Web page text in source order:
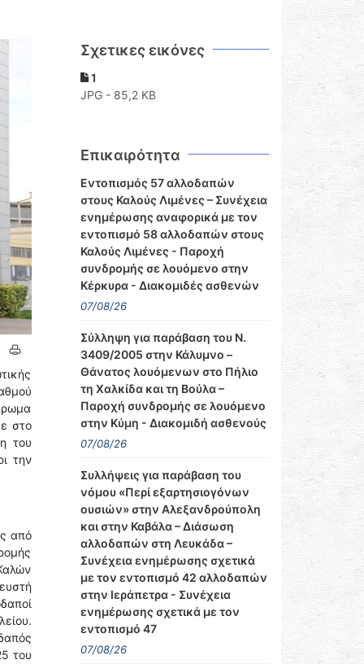
στο
του
την
από
του
Σχετικες εικόνες
1
JPG - 85,2 KB
Επικαιρότητα
Εντοπισμός 57 αλλοδαπών
στους Καλούς Λιμένες – Συνέχεια
ενημέρωσης αναφορικά με τον
εντοπισμό 58 αλλοδαπών στους
Καλούς Λιμένες - Παροχή
συνδρομής σε λουόμενο στην
Κέρκυρα - Διακομιδές ασθενών
07/08/26
Σύλληψη για παράβαση του Ν.
3409/2005 στην Κάλυμνο –
Θάνατος λουόμενων στο Πήλιο
τη Χαλκίδα και τη Βούλα –
Παροχή συνδρομής σε λουόμενο
στην Κύμη - Διακομιδή ασθενούς
07/08/26
Συλλήψεις για παράβαση του
νόμου «Περί εξαρτησιογόνων
ουσιών» στην Αλεξανδρούπολη
και στην Καβάλα – Διάσωση
αλλοδαπών στη Λευκάδα –
Συνέχεια ενημέρωσης σχετικά
με τον εντοπισμό 42 αλλοδαπών
στην Ιεράπετρα - Συνέχεια
ενημέρωσης σχετικά με τον
εντοπισμό 47
07/08/26